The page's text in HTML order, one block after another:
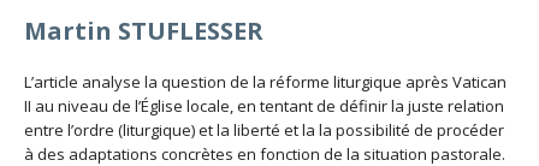
Martin STUFLESSER
L’article analyse la question de la réforme liturgique après Vatican
II au niveau de l’Église locale, en tentant de définir la juste relation
entre l’ordre (liturgique) et la liberté et la la possibilité de procéder
à des adaptations concrètes en fonction de la situation pastorale.